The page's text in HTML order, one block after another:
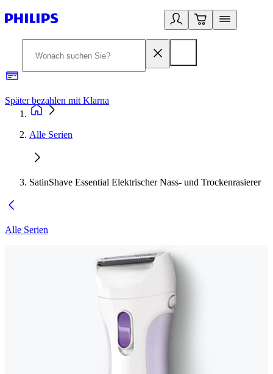
Später bezahlen mit Klarna
Alle Serien
SatinShave Essential Elektrischer Nass- und Trockenrasierer
Alle Serien